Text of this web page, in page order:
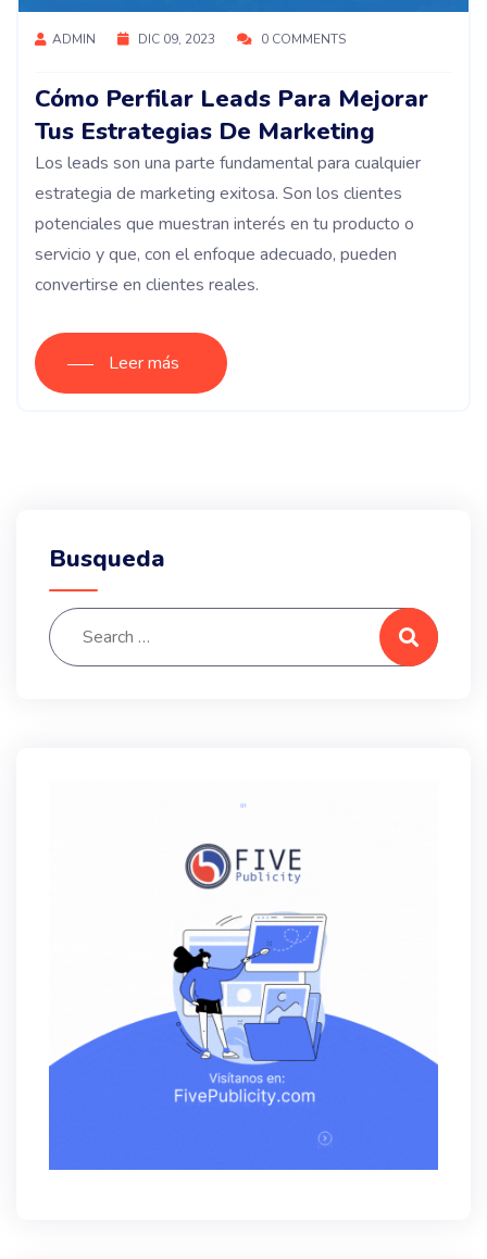
ADMIN DIC 09, 2023 0 COMMENTS
Cómo Perfilar Leads Para Mejorar
Tus Estrategias De Marketing
Los leads son una parte fundamental para cualquier
estrategia de marketing exitosa. Son los clientes
potenciales que muestran interés en tu producto o
servicio y que, con el enfoque adecuado, pueden
convertirse en clientes reales.
Leer más
Busqueda
Search for:
Search